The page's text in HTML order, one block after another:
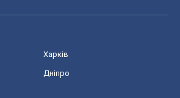
Харків
Дніпро